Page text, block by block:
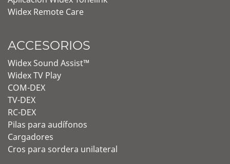
Widex Remote Care
ACCESORIOS
Widex Sound Assist™
Widex TV Play
COM-DEX
TV-DEX
RC-DEX
Pilas para audífonos
Cargadores
Cros para sordera unilateral